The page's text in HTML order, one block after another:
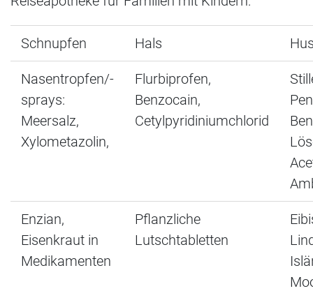
Schnupfen Hals
Nasentropfen/-
sprays:
Meersalz,
Xylometazolin,
Flurbiprofen,
Benzocain,
Cetylpyridiniumchlorid
Enzian,
Eisenkraut in
Medikamenten
Pflanzliche
Lutschtabletten